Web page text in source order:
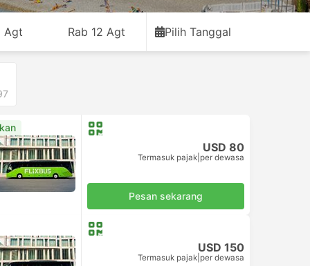
Agt Rab 12 Agt Pilih Tanggal
USD 80
Termasuk pajak per dewasa
Pesan sekarang
USD 150
Termasuk pajak per dewasa